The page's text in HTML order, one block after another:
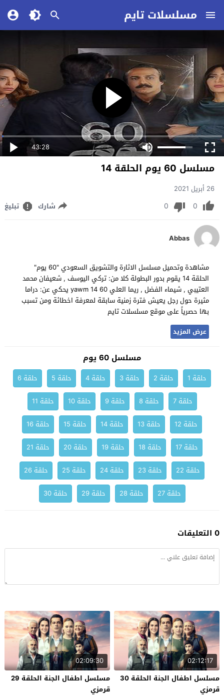
مسلسلات تايم
43:28
مسلسل 60 يوم الحلقة 14
26 أبريل 2021
0
0 شارك تبليغ
Abbas
مشاهدة وتحميل مسلسل الاثارة والتشويق السعودي "60 يوم"
الحلقة 14 يقوم بدور البطولة كلا من: تركي اليوسف , شعيفان محمد
العتيبي , شيماء الفضل , ريما العلي 60 yawm 14 يحكي عن: دراما
مثيرة حول رجل يعيش فترة زمنية سابقة لمعرفة اخطائة ومن تسبب
بها حصرياً على موقع مسلسلات تايم
عرض المزيد
مسلسل 60 يوم
حلقة 1 حلقة 2 حلقة 3 حلقة 4 حلقة 5
حلقة 6
حلقة 7
حلقة 8 حلقة 9 حلقة 10
حلقة 11
حلقة 12
حلقة 13 حلقة 14 حلقة 15
حلقة 16
حلقة 17
حلقة 18 حلقة 19 حلقة 20
حلقة 21
حلقة 22
حلقة 23 حلقة 24 حلقة 25
حلقة 26
حلقة 27
حلقة 28 حلقة 29 حلقة 30
0 التعليقات
02:12:17
مسلسل اطفال الجنة الحلقة 30
قرمزي
02:09:30
مسلسل اطفال الجنة الحلقة 29
قرمزي